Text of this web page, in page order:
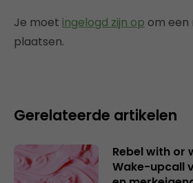
Je moet ingelogd zijn op om
plaatsen.
Gerelateerde artikelen
Rebel with or
Wake-upcall